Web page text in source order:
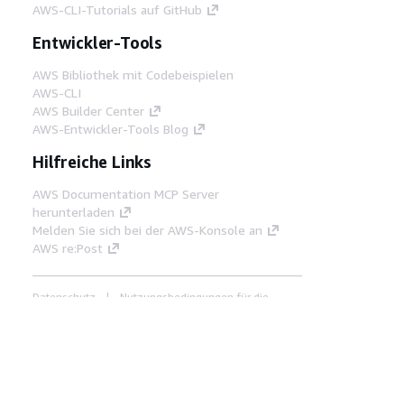
AWS-CLI-Tutorials auf GitHub
Entwickler-Tools
AWS Bibliothek mit Codebeispielen
AWS-CLI
AWS Builder Center
AWS-Entwickler-Tools Blog
Hilfreiche Links
AWS Documentation MCP Server
herunterladen
Melden Sie sich bei der AWS-Konsole an
AWS re:Post
Datenschutz
Nutzungsbedingungen für die